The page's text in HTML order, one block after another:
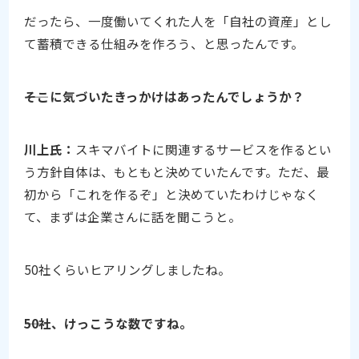
だったら、一度働いてくれた人を「自社の資産」とし
て蓄積できる仕組みを作ろう、と思ったんです。
――そこに気づいたきっかけはあったんでしょうか？
川上氏： スキマバイトに関連するサービスを作るとい
う方針自体は、もともと決めていたんです。ただ、最
初から「これを作るぞ」と決めていたわけじゃなく
て、まずは企業さんに話を聞こうと。
50社くらいヒアリングしましたね。
――50社、けっこうな数ですね。